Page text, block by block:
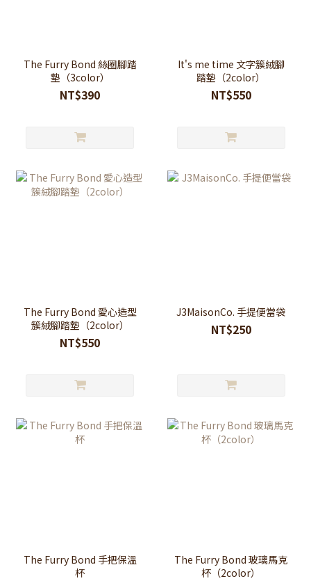
The Furry Bond 絲圈腳踏
墊（3color）
NT$390
It's me time 文字簇絨腳
踏墊（2color）
NT$550
The Furry Bond 愛心造型
簇絨腳踏墊（2color）
NT$550
J3MaisonCo. 手提便當袋
NT$250
The Furry Bond 手把保溫
杯
The Furry Bond 玻璃馬克
杯（2color）